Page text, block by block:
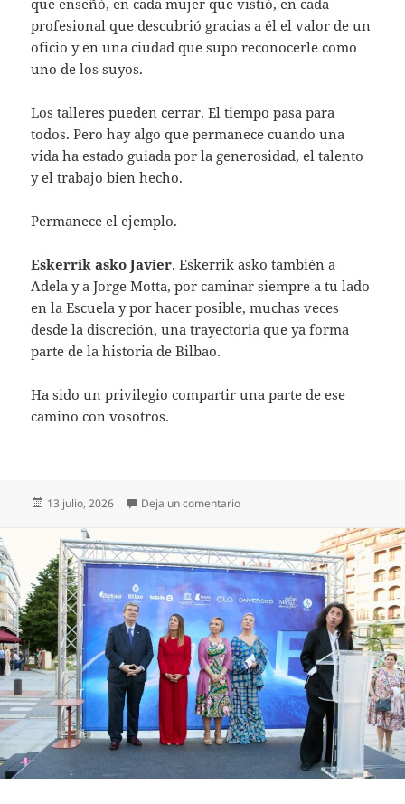
que enseñó, en cada mujer que vistió, en cada
profesional que descubrió gracias a él el valor de un
oficio y en una ciudad que supo reconocerle como
uno de los suyos.
Los talleres pueden cerrar. El tiempo pasa para
todos. Pero hay algo que permanece cuando una
vida ha estado guiada por la generosidad, el talento
y el trabajo bien hecho.
Permanece el ejemplo.
Eskerrik asko Javier. Eskerrik asko también a
Adela y a Jorge Motta, por caminar siempre a tu lado
en laEscuelay por hacer posible, muchas veces
desde la discreción, una trayectoria que ya forma
parte de la historia de Bilbao.
Ha sido un privilegio compartir una parte de ese
camino con vosotros.
Publicado
13 julio, 2026 Deja un comentarioen Javier Barroeta, el hombre